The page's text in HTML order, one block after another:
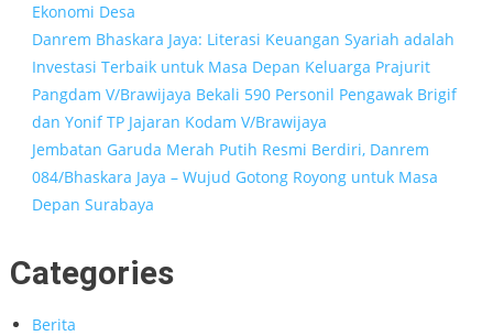
Ekonomi Desa
Danrem Bhaskara Jaya: Literasi Keuangan Syariah adalah
Investasi Terbaik untuk Masa Depan Keluarga Prajurit
Pangdam V/Brawijaya Bekali 590 Personil Pengawak Brigif
dan Yonif TP Jajaran Kodam V/Brawijaya
Jembatan Garuda Merah Putih Resmi Berdiri, Danrem
084/Bhaskara Jaya – Wujud Gotong Royong untuk Masa
Depan Surabaya
Categories
Berita